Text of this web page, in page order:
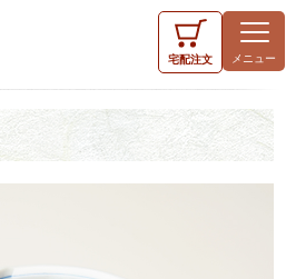
宅配注文